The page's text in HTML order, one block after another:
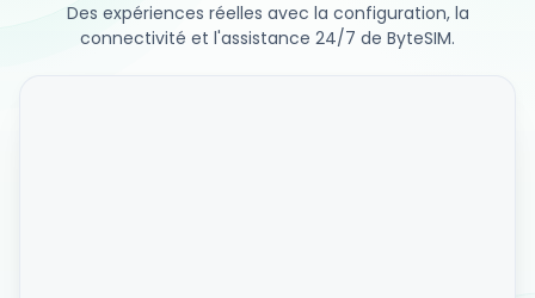
Des expériences réelles avec la configuration, la
connectivité et l'assistance 24/7 de ByteSIM.